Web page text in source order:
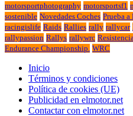
motorsportphotography motorsportsf1
sostenible Novedades Coches Prueba a
racingislife Raids Rallies rally rallycar
rallypassion Rallys rallywrc Resistencia
Endurance Championship. WRC
Inicio
Términos y condiciones
Política de cookies (UE)
Publicidad en elmotor.net
Contactar con elmotor.net